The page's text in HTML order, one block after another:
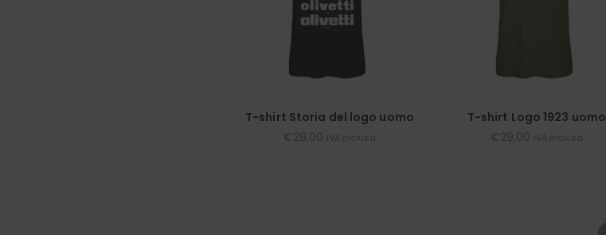
T-shirt Storia del logo uomo
€29,00 IVA inclusa
T-shirt Logo 1923 uomo
€29,00 IVA inclusa